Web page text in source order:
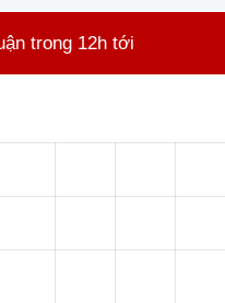
trong 12h tới